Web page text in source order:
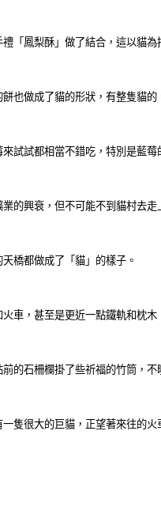
「鳳梨酥」做了結合，這以貓
也做成了貓的形狀，有整隻貓
試試都相當不錯吃，特別是藍莓
的興衰，但不可能不到貓村去
橋都做成了「貓」的樣子。
車，甚至是更近一點鐵軌和枕
的石柵欄掛了些祈福的竹筒，
隻很大的巨貓，正望著來往的